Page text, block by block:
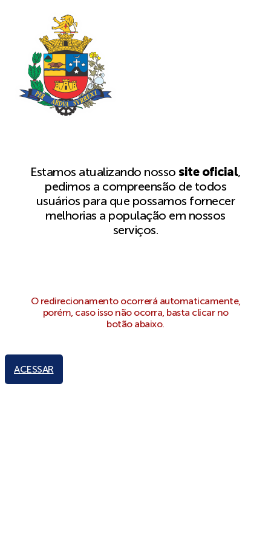
Estamos atualizando nossosite oficial,
pedimos a compreensão de todos
usuários para que possamos fornecer
melhorias a população em nossos
serviços.
O redirecionamento ocorrerá automaticamente,
porém, caso isso não ocorra, basta clicar no
botão abaixo.
ACESSAR